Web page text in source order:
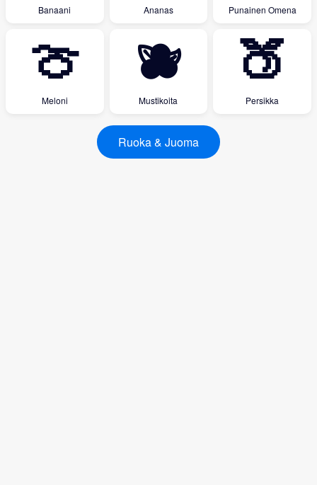
Banaani Ananas Punainen Omena
🍈
Meloni
🫐
Mustikoita
🍑
Persikka
Ruoka & Juoma